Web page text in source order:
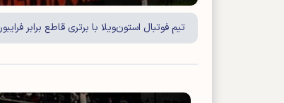
تیم فوتبال استون‌ویلا با برتری قاطع برابر